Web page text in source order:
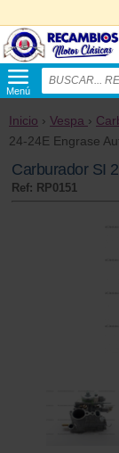
Menú
Inicio › Vespa ›
24-24E Engrase
Carburador SI
Ref: RP0151